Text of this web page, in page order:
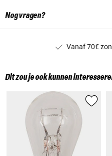
Nog vragen?
Vanaf 70€
Dit zou je ook kunnen